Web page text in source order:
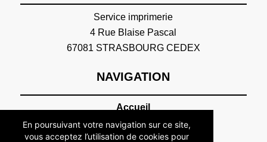
Service imprimerie
4 Rue Blaise Pascal
67081 STRASBOURG CEDEX
NAVIGATION
Accueil
Association
Présentation
En poursuivant votre navigation sur ce site,
vous acceptez l’utilisation de cookies pour